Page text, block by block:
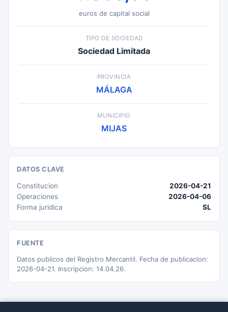
euros de capital social
TIPO DE SOCIEDAD
Sociedad Limitada
PROVINCIA
MÁLAGA
MUNICIPIO
MIJAS
DATOS CLAVE
Constitucion
2026-04-21
Operaciones
2026-04-06
Forma juridica
SL
FUENTE
Datos publicos del Registro Mercantil. Fecha de publicacion:
2026-04-21. Inscripcion: 14.04.26.